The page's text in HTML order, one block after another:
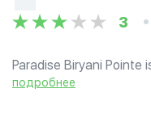
3
Paradise Biryani
Delicious and
подробнее